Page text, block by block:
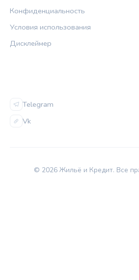
Конфиденциальность
Условия использования
Дисклеймер
Telegram
Vk
© 2026 Жильё и Кредит. Все